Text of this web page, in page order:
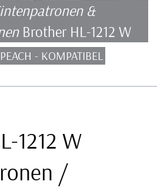
&
Brother HL-1212 W
- KOMPATIBEL
1212 W
/